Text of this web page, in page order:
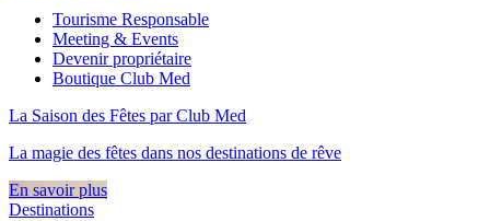
Tourisme Responsable
Meeting & Events
Devenir propriétaire
Boutique Club Med
La Saison des Fêtes par Club Med
La magie des fêtes dans nos destinations de rêve​
En savoir plus
Destinations